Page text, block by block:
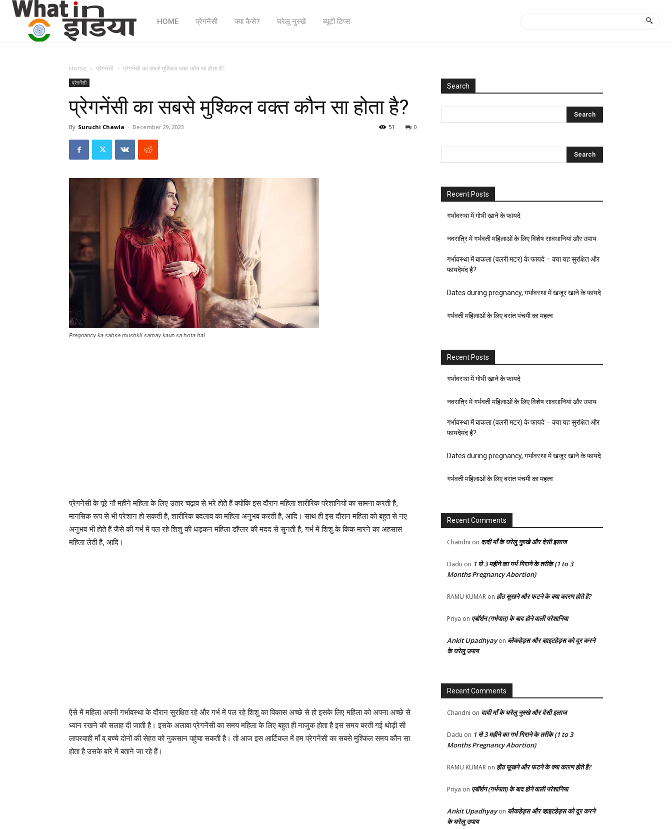
HOME प्रेगनेंसी क्या कैसे? घरेलू नुस्खे ब्यूटी टिप्स
Home प्रेगनेंसी प्रेगनेंसी का सबसे मुश्किल वक्त कौन सा होता है?
प्रेगनेंसी
प्रेगनेंसी का सबसे मुश्किल वक्त कौन सा होता है?
By Suruchi Chawla - December 29, 2023 0
51
Pregnancy ka sabse mushkil samay kaun sa hota hai
प्रेगनेंसी के पूरे नौ महीने महिला के लिए उतार चढ़ाव से भरे होते हैं क्योंकि इस दौरान महिला शारीरिक परेशानियों का सामना करती है,
मानसिक रूप से भी परेशान हो सकती है, शारीरिक बदलाव का महिला अनुभव करती है, आदि। साथ ही इस दौरान महिला को बहुत से नए
अनुभव भी होते हैं जैसे की गर्भ में पल रहे शिशु की धड़कन महिला डॉप्लर की मदद से सुनती है, गर्भ में शिशु के किक मारने का अहसास
महिला लेती है, आदि।
ऐसे में महिला अपनी गर्भावस्था के दौरान सुरक्षित रहे और गर्भ में पल रहे शिशु का विकास अच्छे से हो इसके लिए महिला को अपना अच्छे से
ध्यान रखने की सलाह दी जाती है। इसके अलावा प्रेगनेंसी का समय महिला के लिए बहुत ही नाजुक होता है इस समय बरती गई थोड़ी सी
लापरवाही माँ व् बच्चे दोनों की सेहत को नुकसान पहुंचा सकती है। तो आज इस आर्टिकल में हम प्रेगनेंसी का सबसे मुश्किल समय कौन सा
होता है उसके बारे में बताने जा रहे हैं।
Search
Recent Posts
गर्भावस्था में गोभी खाने के फायदे
नवरात्रि में गर्भवती महिलाओं के लिए विशेष सावधानियां और उपाय
गर्भावस्था में बाकला (वलरी मटर) के फायदे – क्या यह सुरक्षित और
फायदेमंद है?
Dates during pregnancy, गर्भावस्था में खजूर खाने के फायदे
गर्भवती महिलाओं के लिए बसंत पंचमी का महत्व
Recent Posts
गर्भावस्था में गोभी खाने के फायदे
नवरात्रि में गर्भवती महिलाओं के लिए विशेष सावधानियां और उपाय
गर्भावस्था में बाकला (वलरी मटर) के फायदे – क्या यह सुरक्षित और
फायदेमंद है?
Dates during pregnancy, गर्भावस्था में खजूर खाने के फायदे
गर्भवती महिलाओं के लिए बसंत पंचमी का महत्व
Recent Comments
Chandni on दादी माँ के घरेलु नुस्खे और देसी इलाज
Dadu on 1 से 3 महीने का गर्भ गिराने के तरीके (1 to 3
Months Pregnancy Abortion)
RAMU KUMAR on होंठ सूखने और फटने के क्या कारण होते है?
Priya on एबॉर्शन (गर्भपात) के बाद होने वाली परेशानिया
Ankit Upadhyayon ब्लैकहेड्स और व्हाइटहेड्स को दूर करने
के घरेलु उपाय
Recent Comments
Chandni on दादी माँ के घरेलु नुस्खे और देसी इलाज
Dadu on 1 से 3 महीने का गर्भ गिराने के तरीके (1 to 3
Months Pregnancy Abortion)
RAMU KUMAR on होंठ सूखने और फटने के क्या कारण होते है?
Priya on एबॉर्शन (गर्भपात) के बाद होने वाली परेशानिया
Ankit Upadhyayon ब्लैकहेड्स और व्हाइटहेड्स को दूर करने
के घरेलु उपाय